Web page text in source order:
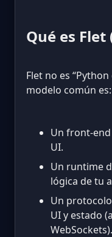
Qué es Flet
Flet no es
modelo común es:
Un front-
UI.
Un runtime
lógica de tu
Un
UI y estado
WebSockets).